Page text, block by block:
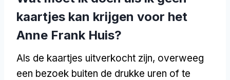
kaartjes kan krijgen voor het
Anne Frank Huis?
Als de kaartjes uitverkocht zijn, overweeg
een bezoek buiten de drukke uren of te